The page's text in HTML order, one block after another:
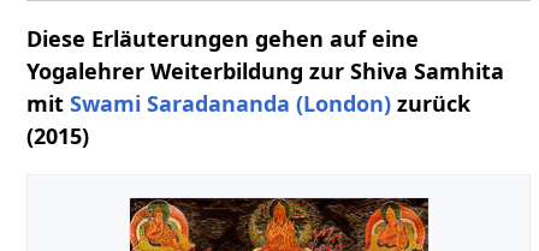
Diese Erläuterungen gehen auf eine
Yogalehrer Weiterbildung zur Shiva Samhita
mitSwami Saradananda (London) zurück
(2015)